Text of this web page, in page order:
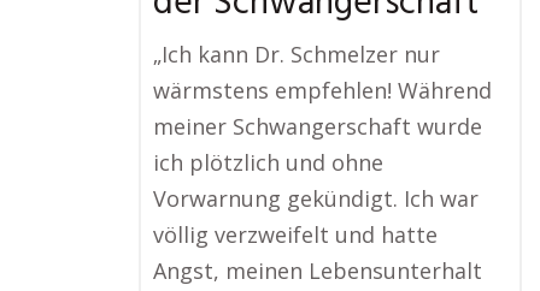
„Ich kann Dr. Schmelzer nur
wärmstens empfehlen! Während
meiner Schwangerschaft wurde
ich plötzlich und ohne
Vorwarnung gekündigt. Ich war
völlig verzweifelt und hatte
Angst, meinen Lebensunterhalt